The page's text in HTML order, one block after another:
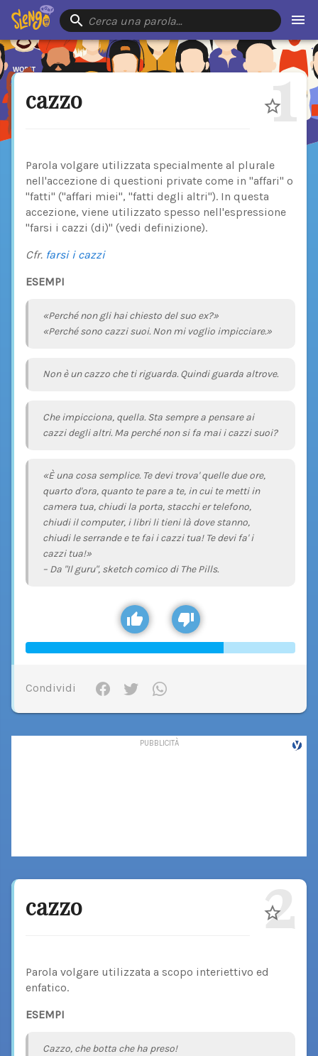
Cerca una parola…
cazzo 1
Parola volgare utilizzata specialmente al plurale
nell'accezione di questioni private come in "affari" o
"fatti" ("affari miei", "fatti degli altri"). In questa
accezione, viene utilizzato spesso nell'espressione
"farsi i cazzi (di)" (vedi definizione).
Cfr. farsi i cazzi
ESEMPI
«Perché non gli hai chiesto del suo ex?»
«Perché sono cazzi suoi. Non mi voglio impicciare.»
Non è un cazzo che ti riguarda. Quindi guarda altrove.
Che impicciona, quella. Sta sempre a pensare ai
cazzi degli altri. Ma perché non si fa mai i cazzi suoi?
«È una cosa semplice. Te devi trova' quelle due ore,
quarto d'ora, quanto te pare a te, in cui te metti in
camera tua, chiudi la porta, stacchi er telefono,
chiudi il computer, i libri li tieni là dove stanno,
chiudi le serrande e te fai i cazzi tua! Te devi fa' i
cazzi tua!»
– Da "Il guru", sketch comico di The Pills.
Condividi
cazzo 2
Parola volgare utilizzata a scopo interiettivo ed
enfatico.
ESEMPI
Cazzo, che botta che ha preso!